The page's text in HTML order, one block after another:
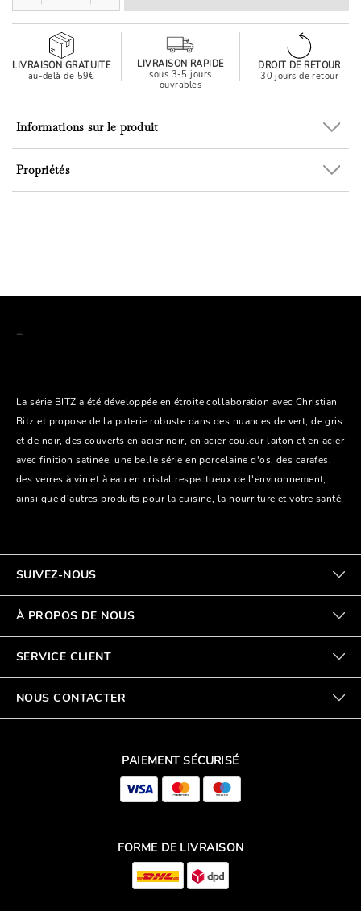
LIVRAISON GRATUITE
au-delà de 59€
LIVRAISON RAPIDE
sous 3-5 jours
ouvrables
DROIT DE RETOUR
30 jours de retour
Propriétés
Informations sur le produit
La série BITZ a été développée en étroite collaboration avec Christian
Bitz et propose de la poterie robuste dans des nuances de vert, de gris
et de noir, des couverts en acier noir, en acier couleur laiton et en acier
avec finition satinée, une belle série en porcelaine d'os, des carafes,
des verres à vin et à eau en cristal respectueux de l'environnement,
ainsi que d'autres produits pour la cuisine, la nourriture et votre santé.
SUIVEZ-NOUS
À PROPOS DE NOUS
SERVICE CLIENT
NOUS CONTACTER
PAIEMENT SÉCURISÉ
FORME DE LIVRAISON